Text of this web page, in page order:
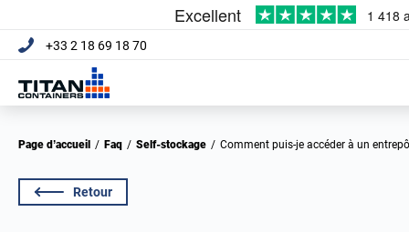
+33 2 18 69 18 70
Page d’accueil / Faq / Self-stockage / Comment puis-je accéder à un
Retour